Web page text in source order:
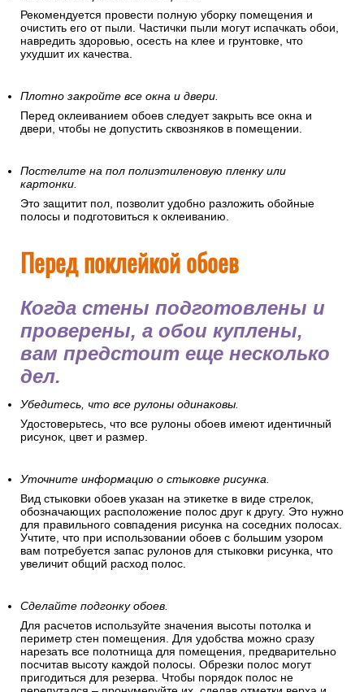
Рекомендуется провести полную уборку помещения и
очистить его от пыли. Частички пыли могут испачкать обои,
навредить здоровью, осесть на клее и грунтовке, что
ухудшит их качества.
Плотно закройте все окна и двери.
Перед оклеиванием обоев следует закрыть все окна и
двери, чтобы не допустить сквозняков в помещении.
Постелите на пол полиэтиленовую пленку или
картонки.
Это защитит пол, позволит удобно разложить обойные
полосы и подготовиться к оклеиванию.
Перед поклейкой обоев
Когда стены подготовлены и
проверены, а обои куплены,
вам предстоит еще несколько
дел.
Убедитесь, что все рулоны одинаковы.
Удостоверьтесь, что все рулоны обоев имеют идентичный
рисунок, цвет и размер.
Уточните информацию о стыковке рисунка.
Вид стыковки обоев указан на этикетке в виде стрелок,
обозначающих расположение полос друг к другу. Это нужно
для правильного совпадения рисунка на соседних полосах.
Учтите, что при использовании обоев с большим узором
вам потребуется запас рулонов для стыковки рисунка, что
увеличит общий расход полос.
Сделайте подгонку обоев.
Для расчетов используйте значения высоты потолка и
периметр стен помещения. Для удобства можно сразу
нарезать все полотнища для помещения, предварительно
посчитав высоту каждой полосы. Обрезки полос могут
пригодиться для резерва. Чтобы порядок полос не